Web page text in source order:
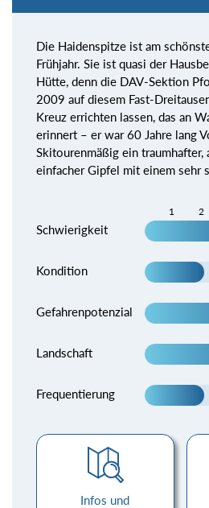
Die Haidenspitze ist am
Frühjahr. Sie ist quasi der
Hütte, denn die DAV-Sektion
2009 auf diesem Fast-
Kreuz errichten lassen, das an
erinnert – er war 60 Jahre lang
Skitourenmäßig ein traumhafter,
einfacher Gipfel mit einem sehr
1 2
Schwierigkeit
Kondition
Gefahrenpotenzial
Landschaft
Frequentierung
Infos und